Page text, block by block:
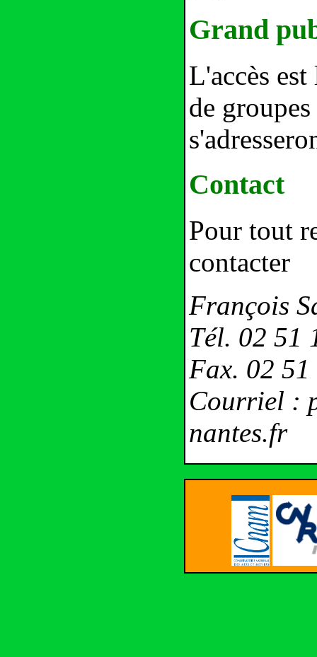
Grand
L'accès
de
Contact
Pour tout
contacter
François
Tél. 02 51
Fax. 02
Courriel :
nantes.fr